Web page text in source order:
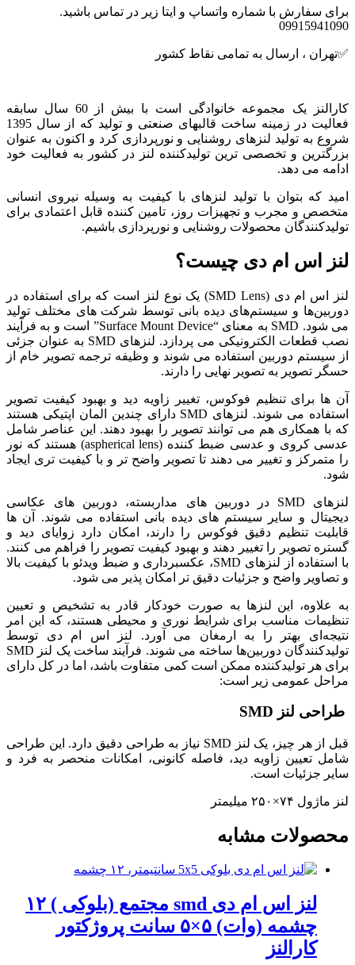
برای سفارش با شماره واتساپ و ایتا زیر در تماس باشید.
09915941090
✅تهران ، ارسال به تمامی نقاط کشور
کارالنز یک مجموعه خانوادگی است با بیش از 60 سال سابقه
فعالیت در زمینه ساخت قالبهای صنعتی و تولید که از سال 1395
شروع به تولید لنزهای روشنایی و نورپردازی کرد و اکنون به عنوان
بزرگترین و تخصصی ترین تولیدکننده لنز در کشور به فعالیت خود
ادامه می دهد.
امید که بتوان با تولید لنزهای با کیفیت به وسیله نیروی انسانی
متخصص و مجرب و تجهیزات روز، تامین کننده قابل اعتمادی برای
تولیدکنندگان محصولات روشنایی و نورپردازی باشیم.
لنز اس ام دی چیست؟
لنز اس ام دی (SMD Lens) یک نوع لنز است که برای استفاده در
دوربین‌ها و سیستم‌های دیده بانی توسط شرکت های مختلف تولید
می شود. SMD به معنای “Surface Mount Device” است و به فرآیند
نصب قطعات الکترونیکی می پردازد. لنزهای SMD به عنوان جزئی
از سیستم دوربین استفاده می شوند و وظیفه ترجمه تصویر خام از
حسگر تصویر به تصویر نهایی را دارند.
آن ها برای تنظیم فوکوس، تغییر زاویه دید و بهبود کیفیت تصویر
استفاده می شوند. لنزهای SMD دارای چندین المان اپتیکی هستند
که با همکاری هم می توانند تصویر را بهبود دهند. این عناصر شامل
عدسی کروی و عدسی ضبط کننده (aspherical lens) هستند که نور
را متمرکز و تغییر می دهند تا تصویر واضح تر و با کیفیت تری ایجاد
شود.
لنزهای SMD در دوربین های مداربسته، دوربین های عکاسی
دیجیتال و سایر سیستم های دیده بانی استفاده می شوند. آن ها
قابلیت تنظیم دقیق فوکوس را دارند، امکان دارد زوایای دید و
گستره تصویر را تغییر دهند و بهبود کیفیت تصویر را فراهم می کنند.
با استفاده از لنزهای SMD، عکسبرداری و ضبط ویدئو با کیفیت بالا
و تصاویر واضح و جزئیات دقیق تر امکان پذیر می شود.
به علاوه، این لنزها به صورت خودکار قادر به تشخیص و تعیین
تنظیمات مناسب برای شرایط نوری و محیطی هستند، که این امر
نتیجه‌ای بهتر را به ارمغان می آورد. لنز اس ام دی توسط
تولیدکنندگان دوربین‌ها ساخته می شوند. فرآیند ساخت یک لنز SMD
برای هر تولیدکننده ممکن است کمی متفاوت باشد، اما در کل دارای
مراحل عمومی زیر است:
طراحی لنز SMD
قبل از هر چیز، یک لنز SMD نیاز به طراحی دقیق دارد. این طراحی
شامل تعیین زاویه دید، فاصله کانونی، امکانات منحصر به فرد و
سایر جزئیات است.
لنز ماژول ۷۴×۲۵۰ میلیمتر
محصولات مشابه
لنز اس ام دی smd مجتمع (بلوکی ) ۱۲
چشمه (وات) ۵×۵ سانت پروژکتور
کارالنز